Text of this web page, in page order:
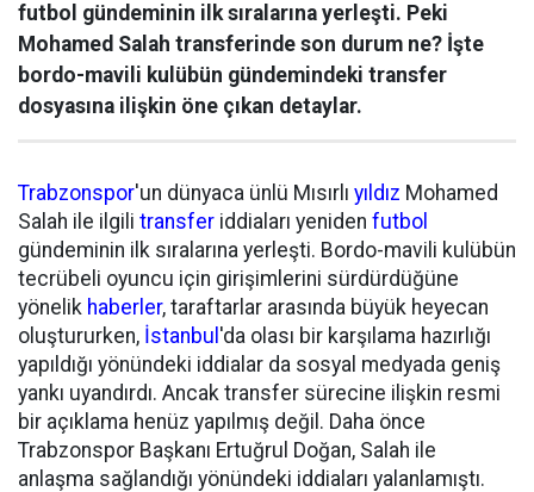
futbol gündeminin ilk sıralarına yerleşti. Peki
Mohamed Salah transferinde son durum ne? İşte
bordo-mavili kulübün gündemindeki transfer
dosyasına ilişkin öne çıkan detaylar.
Trabzonspor'un dünyaca ünlü Mısırlı yıldız Mohamed
Salah ile ilgili transfer iddiaları yeniden futbol
gündeminin ilk sıralarına yerleşti. Bordo-mavili kulübün
tecrübeli oyuncu için girişimlerini sürdürdüğüne
yönelik haberler, taraftarlar arasında büyük heyecan
oluştururken, İstanbul 'da olası bir karşılama hazırlığı
yapıldığı yönündeki iddialar da sosyal medyada geniş
yankı uyandırdı. Ancak transfer sürecine ilişkin resmi
bir açıklama henüz yapılmış değil. Daha önce
Trabzonspor Başkanı Ertuğrul Doğan, Salah ile
anlaşma sağlandığı yönündeki iddiaları yalanlamıştı.